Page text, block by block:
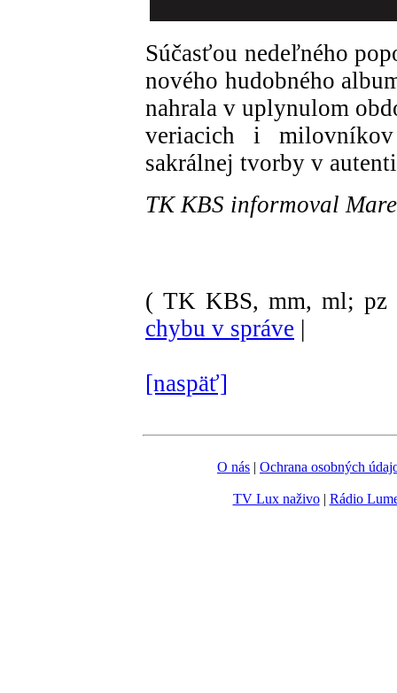
Súčasťou nedeľného
nového hudobného
nahrala v uplynulom
veriacich i
sakrálnej tvorby v
TK KBS informoval
( TK KBS, mm, ml; pz
chybu v správe |
[naspäť]
O nás | Ochrana osobných
TV Lux naživo| Rádio